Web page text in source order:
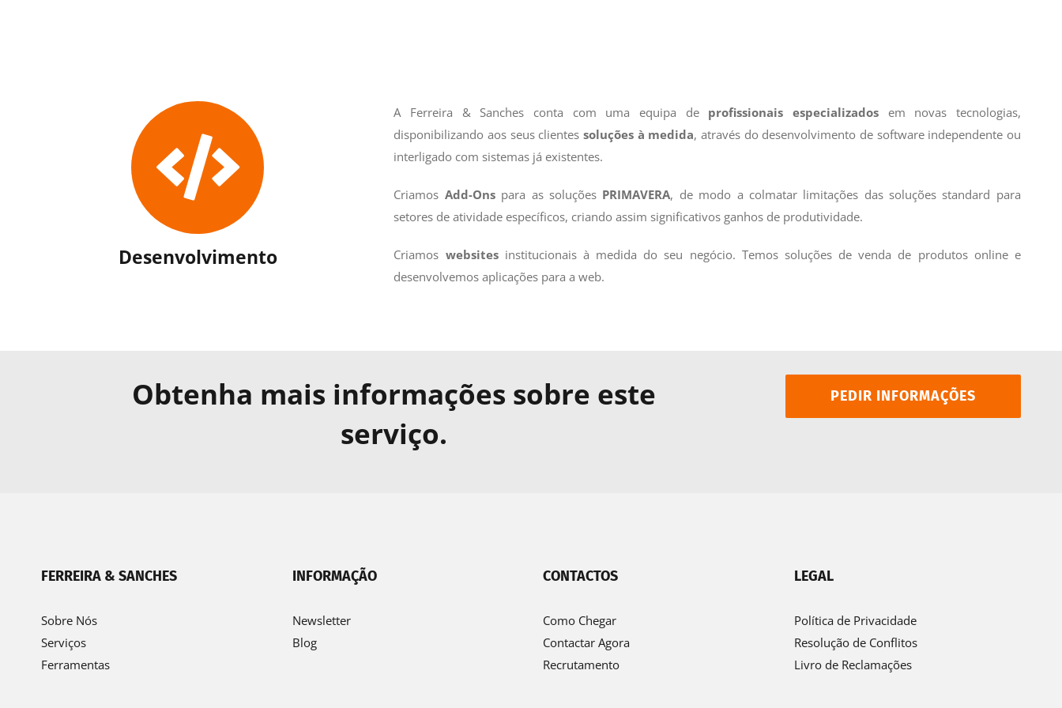
Desenvolvimento
A Ferreira & Sanches conta com uma equipa de profissionais especializadosem novas tecnologias,
disponibilizando aos seus clientes soluções à medida, através do desenvolvimento de software independente ou
interligado com sistemas já existentes.
Criamos Add-Onspara as soluções PRIMAVERA, de modo a colmatar limitações das soluções standard para
setores de atividade específicos, criando assim significativos ganhos de produtividade.
Criamos websitesinstitucionais à medida do seu negócio. Temos soluções de venda de produtos online e
desenvolvemos aplicações para a web.
Obtenha mais informações sobre este
serviço.
PEDIR INFORMAÇÕES
FERREIRA & SANCHES
Sobre Nós
Serviços
Ferramentas
INFORMAÇÃO
Newsletter
Blog
CONTACTOS
Como Chegar
Contactar Agora
Recrutamento
LEGAL
Política de Privacidade
Resolução de Conflitos
Livro de Reclamações